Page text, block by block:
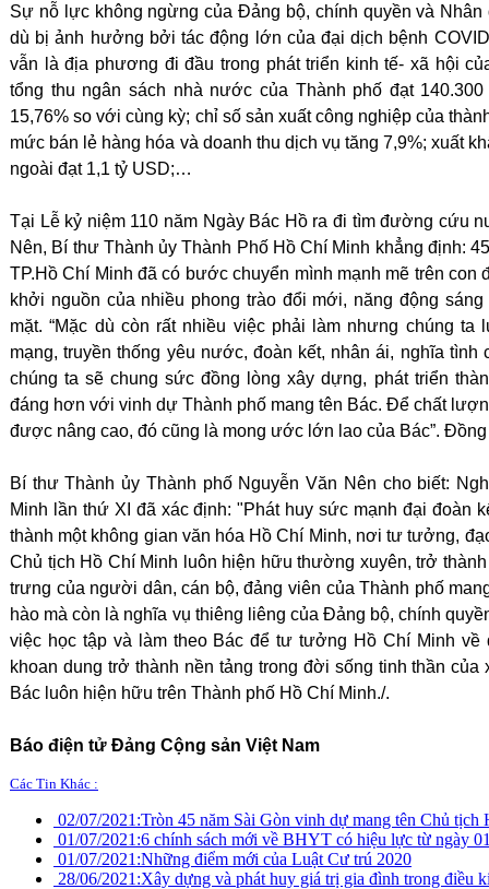
Sự nỗ lực không ngừng của Đảng bộ, chính quyền và
dù bị ảnh hưởng bởi tác động lớn của đại dịch bệnh
vẫn là địa phương đi đầu trong phát triển kinh tế- xã hội
tổng thu ngân sách nhà nước của Thành phố đạt
15,76% so với cùng kỳ; chỉ số sản xuất công nghiệp của
mức bán lẻ hàng hóa và doanh thu dịch vụ tăng 7,9%; xuất
ngoài đạt 1,1 tỷ USD;…
Tại Lễ kỷ niệm 110 năm Ngày Bác Hồ ra đi tìm đường cứu
Nên, Bí thư Thành ủy Thành Phố Hồ Chí Minh khẳng định:
TP.Hồ Chí Minh đã có bước chuyển mình mạnh mẽ trên
khởi nguồn của nhiều phong trào đổi mới, năng động
mặt. “Mặc dù còn rất nhiều việc phải làm nhưng chúng ta
mạng, truyền thống yêu nước, đoàn kết, nhân ái, nghĩa
chúng ta sẽ chung sức đồng lòng xây dựng, phát triển
đáng hơn với vinh dự Thành phố mang tên Bác. Để chất
được nâng cao, đó cũng là mong ước lớn lao của Bác”.
Bí thư Thành ủy Thành phố Nguyễn Văn Nên cho biết:
Minh lần thứ XI đã xác định: "Phát huy sức mạnh đại đoàn
thành một không gian văn hóa Hồ Chí Minh, nơi tư tưởng,
Chủ tịch Hồ Chí Minh luôn hiện hữu thường xuyên, trở
trưng của người dân, cán bộ, đảng viên của Thành phố
hào mà còn là nghĩa vụ thiêng liêng của Đảng bộ, chính
việc học tập và làm theo Bác để tư tưởng Hồ Chí Minh về
khoan dung trở thành nền tảng trong đời sống tinh thần
Bác luôn hiện hữu trên Thành phố Hồ Chí Minh./.
Báo điện tử Đảng Cộng sản Việt Nam
Các Tin Khác :
02/07/2021:Tròn 45 năm Sài Gòn vinh dự mang tên Chủ tịch
01/07/2021:6 chính sách mới về BHYT có hiệu lực từ ngày
01/07/2021:Những điểm mới của Luật Cư trú 2020
28/06/2021:Xây dựng và phát huy giá trị gia đình trong điều